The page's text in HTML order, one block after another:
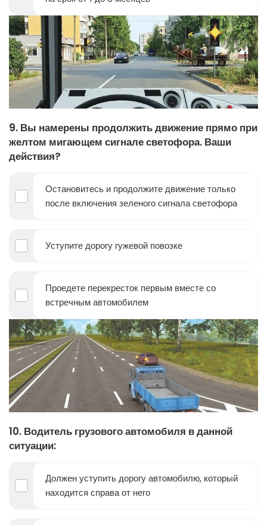
9. Вы намерены продолжить движение прямо при
желтом мигающем сигнале светофора. Ваши
действия?
Остановитесь и продолжите движение только
после включения зеленого сигнала светофора
Уступите дорогу гужевой повозке
Проедете перекресток первым вместе со
встречным автомобилем
10. Водитель грузового автомобиля в данной
ситуации:
Должен уступить дорогу автомобилю, который
находится справа от него